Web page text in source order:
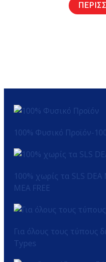
100% Φυσικό Προϊόν-
100% χωρίς τα SLS
MEA FREE
Για όλους τους τύπους
Types